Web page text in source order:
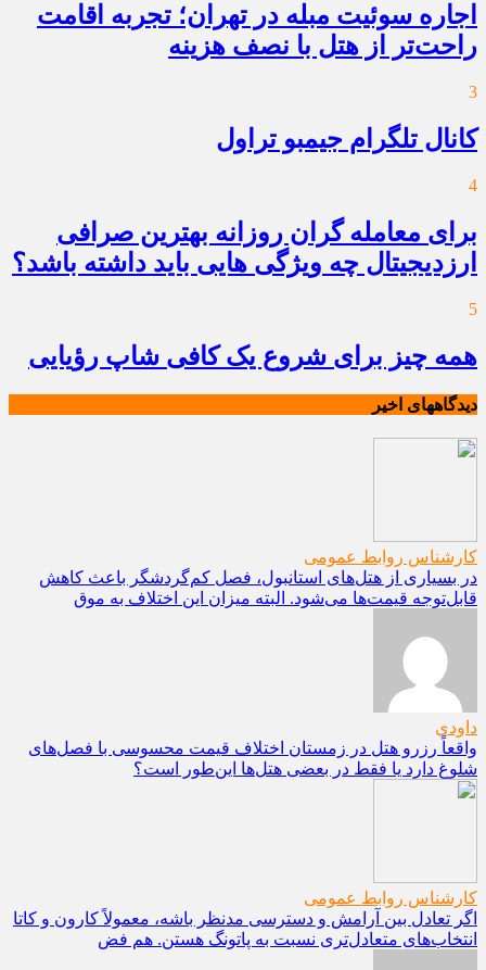
اجاره سوئیت مبله در تهران؛ تجربه اقامت
راحت‌تر از هتل با نصف هزینه
3
کانال تلگرام جیمبو تراول
4
برای معامله گران روزانه بهترین صرافی
ارزدیجیتال چه ویژگی هایی باید داشته باشد؟
5
همه چیز برای شروع یک کافی شاپ رؤیایی
دیدگاههای اخیر
کارشناس روابط عمومی
در بسیاری از هتل‌های استانبول، فصل کم‌گردشگر باعث کاهش
قابل‌توجه قیمت‌ها می‌شود. البته میزان این اختلاف به موق
داودی
واقعاً رزرو هتل در زمستان اختلاف قیمت محسوسی با فصل‌های
شلوغ دارد یا فقط در بعضی هتل‌ها این‌طور است؟
کارشناس روابط عمومی
اگر تعادل بین آرامش و دسترسی مدنظر باشه، معمولاً کارون و کاتا
انتخاب‌های متعادل‌تری نسبت به پاتونگ هستن. هم فض